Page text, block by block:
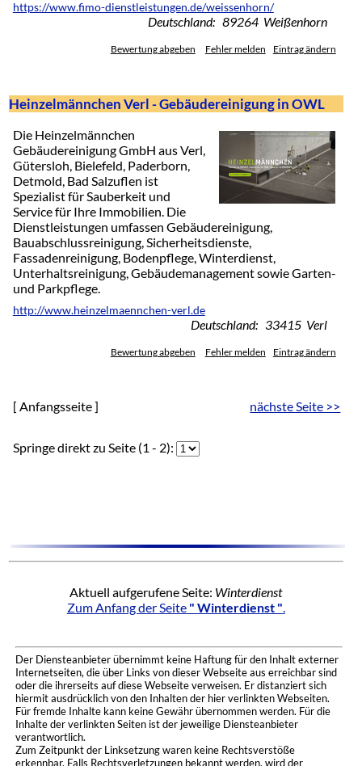
https://www.fimo-dienstleistungen.de/weissenhorn/
Deutschland: 89264 Weißenhorn
Bewertung abgeben Fehler melden Eintrag ändern
Heinzelmännchen Verl - Gebäudereinigung in OWL
Die Heinzelmännchen
Gebäudereinigung GmbH aus Verl,
Gütersloh, Bielefeld, Paderborn,
Detmold, Bad Salzuflen ist
Spezialist für Sauberkeit und
Service für Ihre Immobilien. Die
Dienstleistungen umfassen Gebäudereinigung,
Bauabschlussreinigung, Sicherheitsdienste,
Fassadenreinigung, Bodenpflege, Winterdienst,
Unterhaltsreinigung, Gebäudemanagement sowie Garten-
und Parkpflege.
http://www.heinzelmaennchen-verl.de
Deutschland: 33415 Verl
Bewertung abgeben Fehler melden Eintrag ändern
[ Anfangsseite ] nächste Seite >>
Springe direkt zu Seite (1 - 2):
Aktuell aufgerufene Seite: Winterdienst
Zum Anfang der Seite " Winterdienst "
Der Diensteanbieter übernimmt keine Haftung für den Inhalt externer
Internetseiten, die über Links von dieser Webseite aus erreichbar sind
oder die ihrerseits auf diese Webseite verweisen. Er distanziert sich
hiermit ausdrücklich von den Inhalten der hier verlinkten Webseiten.
Für fremde Inhalte kann keine Gewähr übernommen werden. Für die
Inhalte der verlinkten Seiten ist der jeweilige Diensteanbieter
verantwortlich.
Zum Zeitpunkt der Linksetzung waren keine Rechtsverstöße
erkennbar. Falls Rechtsverletzungen bekannt werden, wird der